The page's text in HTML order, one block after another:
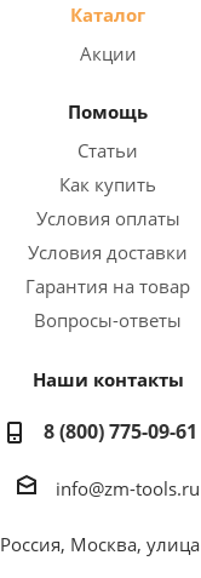
Каталог
Акции
Помощь
Статьи
Как купить
Условия оплаты
Условия доставки
Гарантия на товар
Вопросы-ответы
Наши контакты
8 (800) 775-09-61
info@zm-tools.ru
Россия, Москва,